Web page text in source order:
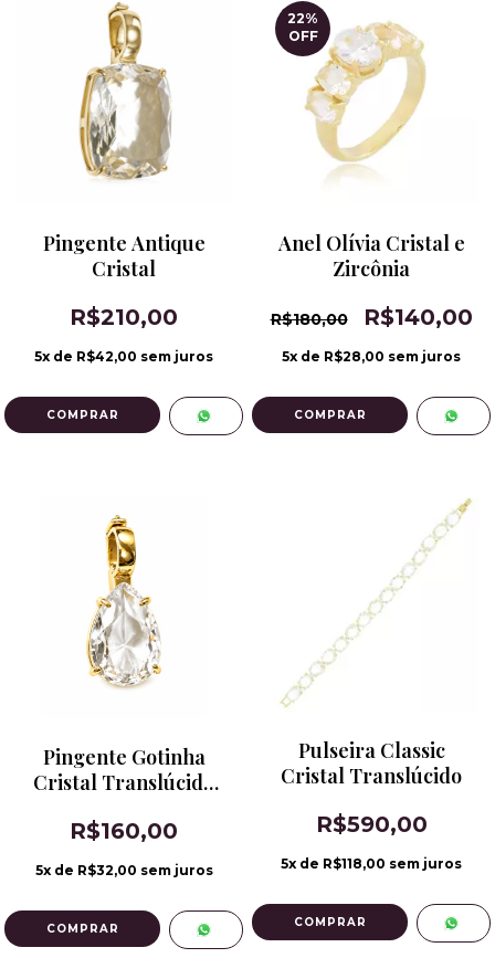
Pingente Antique
Cristal
R$210,00
5x de R$42,00 sem juros
22%
OFF
Anel Olívia Cristal e
Zircônia
R$180,00 R$140,00
5x de R$28,00 sem juros
COMPRAR
Pingente Gotinha
Cristal Translúcido
R$160,00
5x de R$32,00 sem juros
Pulseira Classic
Cristal Translúcido
R$590,00
5x de R$118,00 sem juros